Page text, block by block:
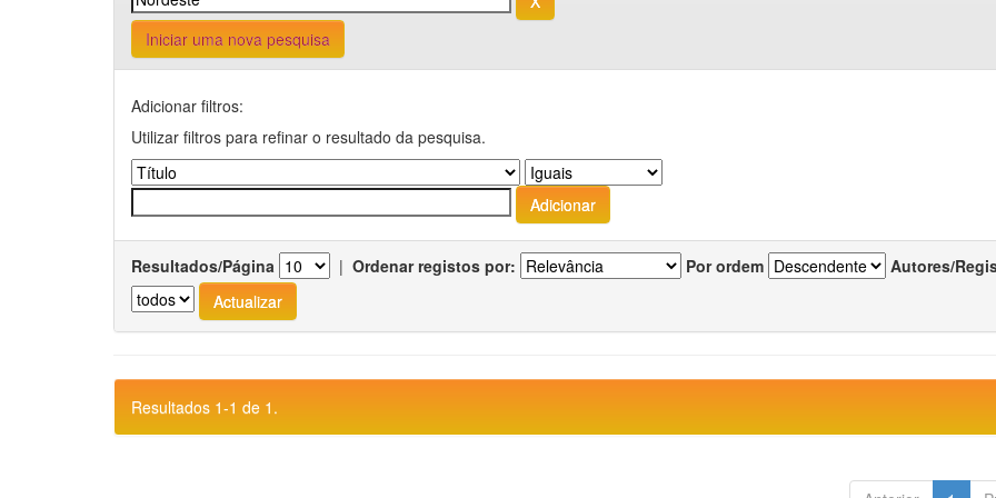
Iniciar uma nova pesquisa
Adicionar filtros:
Utilizar filtros para refinar o resultado da pesquisa.
Resultados/Página | Ordenar registos por: Por ordem Autores/
Resultados 1-1 de 1.